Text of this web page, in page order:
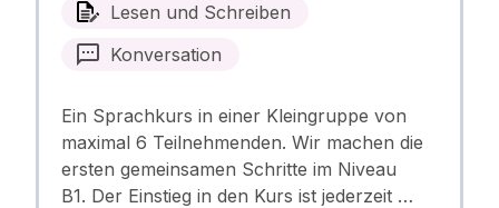
Lesen und Schreiben
Konversation
Ein Sprachkurs in einer Kleingruppe von
maximal 6 Teilnehmenden. Wir machen die
ersten gemeinsamen Schritte im Niveau
B1. Der Einstieg in den Kurs ist jederzeit …